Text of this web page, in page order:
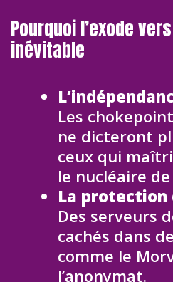
Pourquoi l’exode
inévitable
Les
ne dicteront
ceux qui
le nucléaire
La protection
Des serveurs
cachés dans
comme le
l’anonymat.